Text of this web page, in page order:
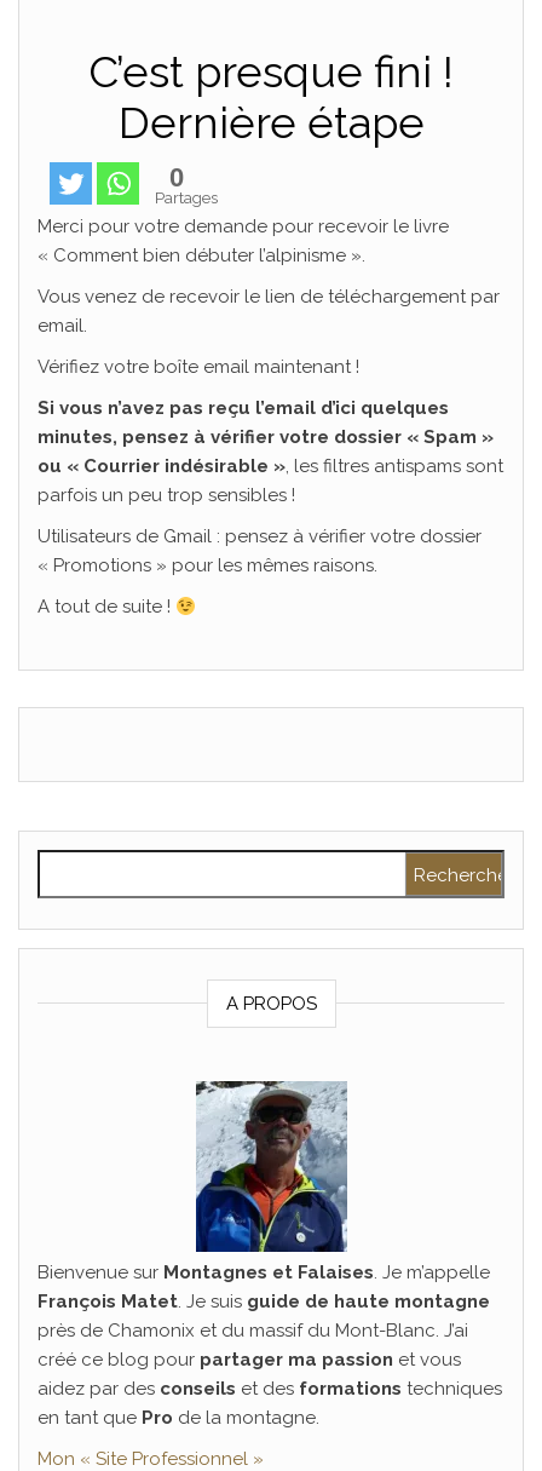
C’est presque fini !
Dernière étape
0
Partages
Merci pour votre demande pour recevoir le livre
« Comment bien débuter l’alpinisme ».
Vous venez de recevoir le lien de téléchargement par
email.
Vérifiez votre boîte email maintenant !
Si vous n’avez pas reçu l’email d’ici quelques
minutes, pensez à vérifier votre dossier « Spam »
ou « Courrier indésirable », les filtres antispams sont
parfois un peu trop sensibles !
Utilisateurs de Gmail : pensez à vérifier votre dossier
« Promotions » pour les mêmes raisons.
A tout de suite !
A PROPOS
Bienvenue sur Montagnes et Falaises. Je m’appelle
François Matet. Je suis guide de haute montagne
près de Chamonix et du massif du Mont-Blanc. J’ai
créé ce blog pour partager ma passion et vous
aidez par des conseils et des formations techniques
en tant que Pro de la montagne.
Mon « Site Professionnel »